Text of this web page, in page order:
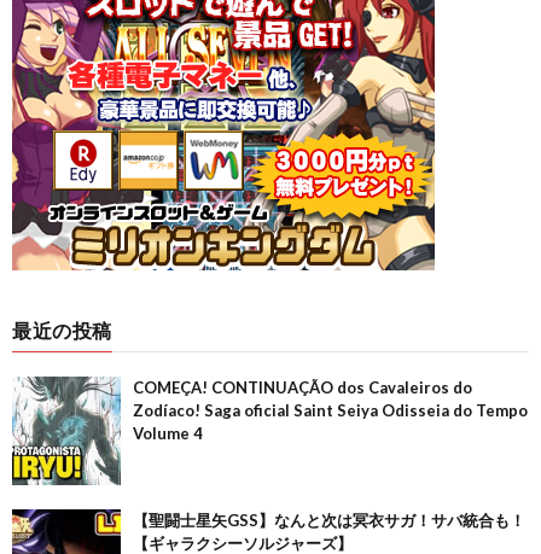
最近の投稿
COMEÇA! CONTINUAÇÃO dos Cavaleiros do
Zodíaco! Saga oficial Saint Seiya Odisseia do Tempo
Volume 4
【聖闘士星矢GSS】なんと次は冥衣サガ！サバ統合も！
【ギャラクシーソルジャーズ】